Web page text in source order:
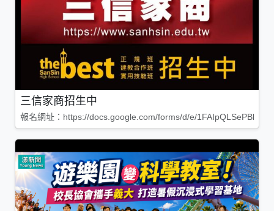
三信家商招生中
報名網址：https://docs.google.com/forms/d/e/